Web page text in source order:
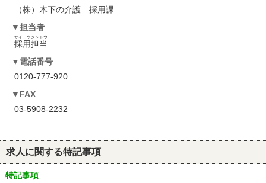
（株）木下の介護 採用課
担当者
採用担当
サイヨウタントウ
電話番号
0120-777-920
FAX
03-5908-2232
求人に関する特記事項
特記事項